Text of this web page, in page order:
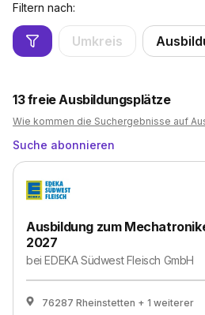
Filtern nach:
Umkreis
13freie Ausbildungsplätze
Wie kommen die Suchergebnisse auf
Suche abonnieren
Ausbildung zum
2027
beiEDEKA Südwest Fleisch GmbH
76287 Rheinstetten + 1 weiterer